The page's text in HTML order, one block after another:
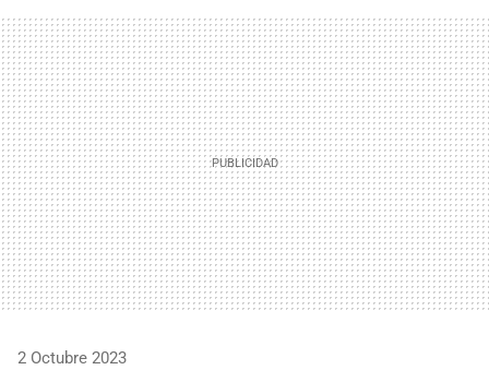
MAIL
2 Octubre 2023